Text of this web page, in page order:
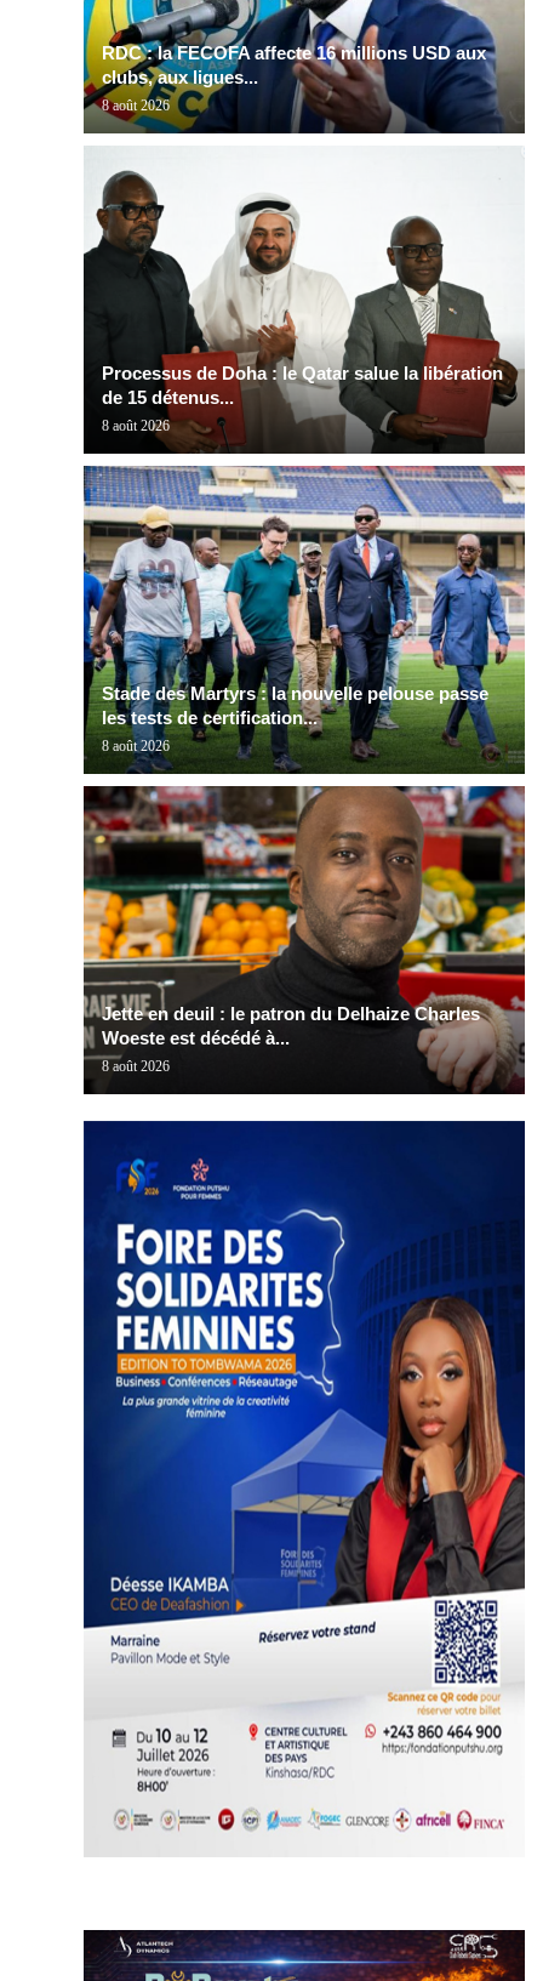
RDC : la FECOFA affecte 16 millions USD aux
clubs, aux ligues...
8 août 2026
Processus de Doha : le Qatar salue la libération
de 15 détenus...
8 août 2026
Stade des Martyrs : la nouvelle pelouse passe
les tests de certification...
8 août 2026
Jette en deuil : le patron du Delhaize Charles
Woeste est décédé à...
8 août 2026